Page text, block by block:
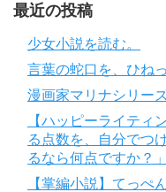
最近の投稿
少女小説を読む。
言葉の蛇口を、ひね
漫画家マリナシリー
【ハッピーライティ
る点数を、自分でつ
るなら何点ですか？」
【掌編小説】てっぺ